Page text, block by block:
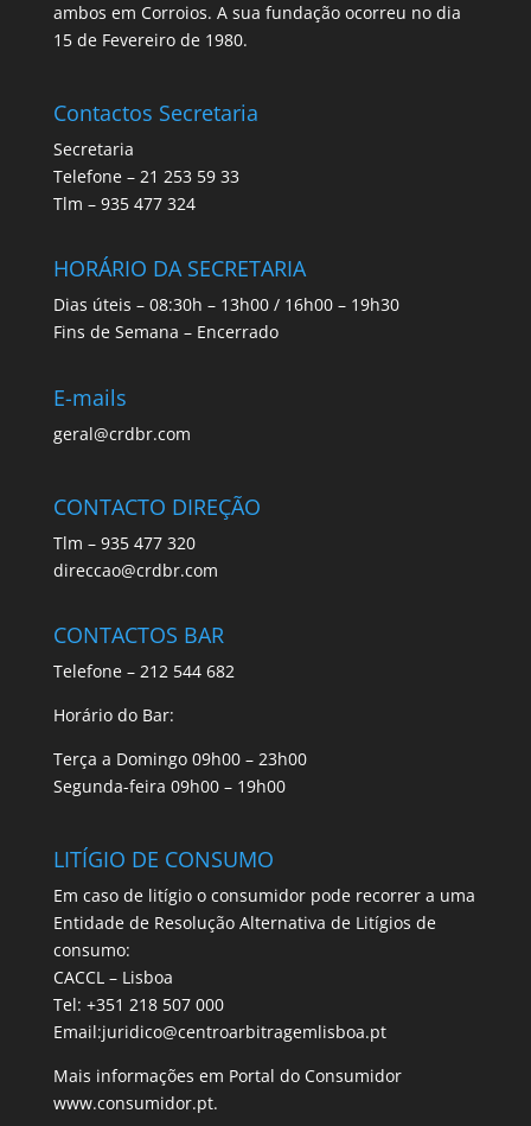
ambos em Corroios. A sua fundação ocorreu no dia
15 de Fevereiro de 1980.
Contactos Secretaria
Secretaria
Telefone – 21 253 59 33
Tlm – 935 477 324
HORÁRIO DA SECRETARIA
Dias úteis – 08:30h – 13h00 / 16h00 – 19h30
Fins de Semana – Encerrado
E-mails
geral@crdbr.com
CONTACTO DIREÇÃO
Tlm – 935 477 320
direccao@crdbr.com
CONTACTOS BAR
Telefone – 212 544 682
Horário do Bar:
Terça a Domingo 09h00 – 23h00
Segunda-feira 09h00 – 19h00
LITÍGIO DE CONSUMO
Em caso de litígio o consumidor pode recorrer a uma
Entidade de Resolução Alternativa de Litígios de
consumo:
CACCL – Lisboa
Tel: +351 218 507 000
Email:juridico@centroarbitragemlisboa.pt
Mais informações em Portal do Consumidor
www.consumidor.pt.